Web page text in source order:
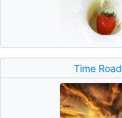
Time Road